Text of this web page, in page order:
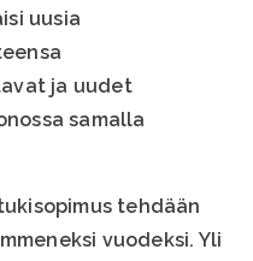
uusia
ja uudet
samalla
tehdään
vuodeksi. Yli